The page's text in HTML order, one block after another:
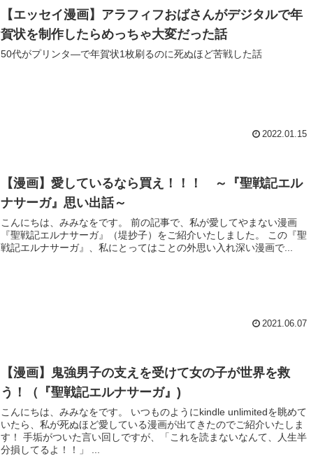
【エッセイ漫画】アラフィフおばさんがデジタルで年
賀状を制作したらめっちゃ大変だった話
50代がプリンタ―で年賀状1枚刷るのに死ぬほど苦戦した話
2022.01.15
【漫画】愛しているなら買え！！！ ～『聖戦記エル
ナサーガ』思い出話～
こんにちは、みみなをです。 前の記事で、私が愛してやまない漫画
『聖戦記エルナサーガ』（堤抄子）をご紹介いたしました。 この『聖
戦記エルナサーガ』、私にとってはことの外思い入れ深い漫画で...
2021.06.07
【漫画】鬼強男子の支えを受けて女の子が世界を救
う！（『聖戦記エルナサーガ』)
こんにちは、みみなをです。 いつものようにkindle unlimitedを眺めて
いたら、私が死ぬほど愛している漫画が出てきたのでご紹介いたしま
す！ 手垢がついた言い回しですが、「これを読まないなんて、人生半
分損してるよ！！」 ...